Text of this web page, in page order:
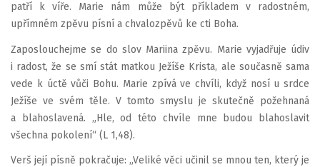
patří k víře. Marie nám může být příkladem v radostném,
upřímném zpěvu písní a chvalozpěvů ke cti Boha.
Zaposlouchejme se do slov Mariina zpěvu. Marie vyjadřuje údiv
i radost, že se smí stát matkou Ježíše Krista, ale současně sama
vede k úctě vůči Bohu. Marie zpívá ve chvíli, když nosí u srdce
Ježíše ve svém těle. V tomto smyslu je skutečně požehnaná
a blahoslavená. „Hle, od této chvíle mne budou blahoslavit
všechna pokolení“ (L 1,48).
Verš její písně pokračuje: „Veliké věci učinil se mnou ten, který je